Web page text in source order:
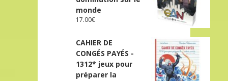
monde
17.00€
CAHIER DE
CONGÉS PAYÉS -
1312* jeux pour
préparer la